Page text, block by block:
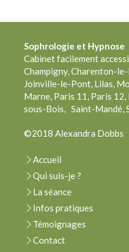
Sophrologie et Hypnose
Cabinet facilement
Champigny, Charenton-
Joinville-le-Pont, Lilas,
Marne, Paris 11, Paris
sous-Bois, Saint-Mandé,
©2018 Alexandra Dobbs
Accueil
Qui suis-je ?
La séance
Infos pratiques
Témoignages
Contact